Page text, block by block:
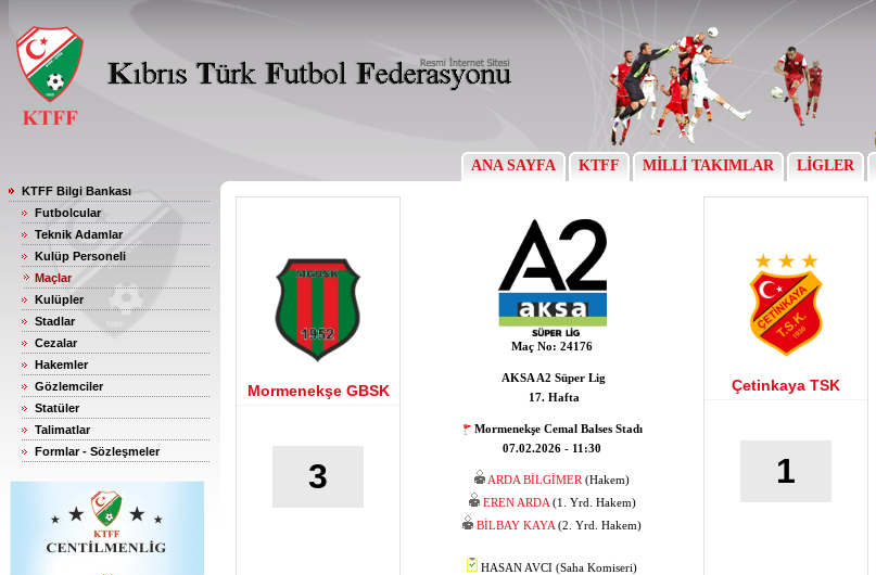
ANA SAYFA KTFF MİLLİ TAKIMLAR LİGLER
KTFF Bilgi Bankası
Futbolcular
Teknik Adamlar
Kulüp Personeli
Maçlar
Kulüpler
Stadlar
Cezalar
Hakemler
Gözlemciler
Statüler
Talimatlar
Formlar - Sözleşmeler
Mormenekşe GBSK
3
Maç No: 24176
AKSA A2 Süper Lig
17. Hafta
Mormenekşe Cemal Balses Stadı
07.02.2026 - 11:30
ARDA BİLGİMER (Hakem)
EREN ARDA(1. Yrd. Hakem)
BİLBAY KAYA (2. Yrd. Hakem)
HASAN AVCI (Saha Komiseri)
Çetinkaya TSK
1